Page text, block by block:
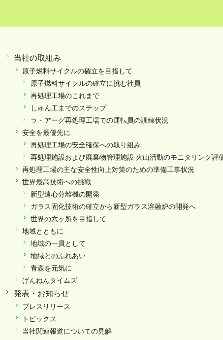
当社の取組み
原子燃料サイクルの確立を目指して
原子燃料サイクルの確立に挑む社員
再処理工場のこれまで
しゅん工までのステップ
ラ・アーグ再処理工場での運転員の訓練状況
安全を最優先に
再処理工場の安全確保への取り組み
再処理施設および廃棄物管理施設 火山活動のモニタリング評
再処理工場の主な安全性向上対策のための準備工事状況
世界最高技術への挑戦
新型遠心分離機の開発
ガラス固化技術の確立から新型ガラス溶融炉の開発へ
世界の六ヶ所を目指して
地域とともに
地域の一員として
地域とのふれあい
青森を元気に
げんねんタイムズ
発表・お知らせ
プレスリリース
トピックス
当社関連報道についての見解